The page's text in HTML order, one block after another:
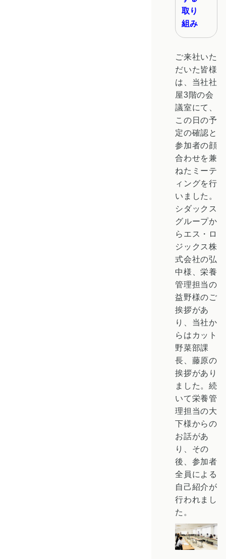
取り
組み
ご来社いた
だいた皆様
は、当社社
屋3階の会
議室にて、
この日の予
定の確認と
参加者の顔
合わせを兼
ねたミーテ
ィングを行
いました。
シダックス
グループか
らエス・ロ
ジックス株
式会社の弘
中様、栄養
管理担当の
益野様のご
挨拶があ
り、当社か
らはカット
野菜部課
長、藤原の
挨拶があり
ました。続
いて栄養管
理担当の大
下様からの
お話があ
り、その
後、参加者
全員による
自己紹介が
行われまし
た。